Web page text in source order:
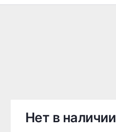
зимней резины
Нет в наличии